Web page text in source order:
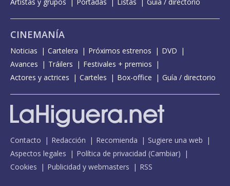
CINEMANÍA
Noticias Cartelera Próximos estrenos
DVD
Avances
Tráilers
Festivales + premios
Actores y actrices
Carteles Box-office Guía / directorio
Contacto Redacción Recomienda
Sugiere una web
Aspectos legales
Política de privacidad (Cambiar)
Cookies
Publicidad y webmasters RSS